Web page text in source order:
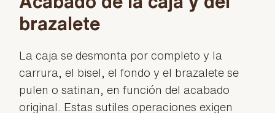
brazalete
La caja se desmonta por completo y la
carrura, el bisel, el fondo y el brazalete se
pulen o satinan, en función del acabado
original. Estas sutiles operaciones exigen